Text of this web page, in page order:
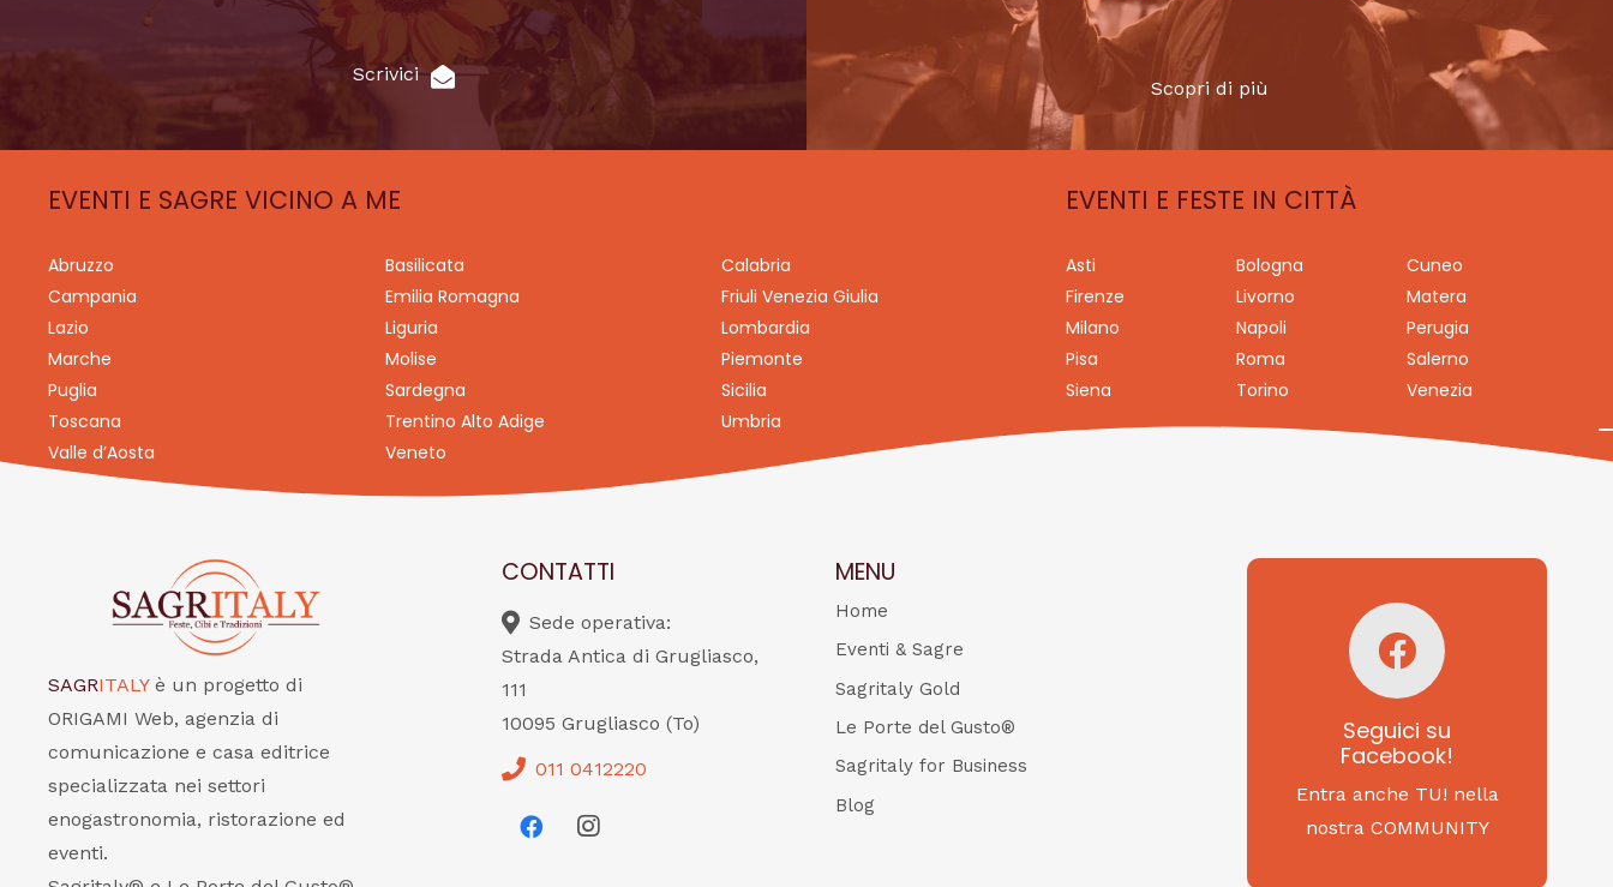
Scrivici
Scopri di più
EVENTI E SAGRE VICINO A ME
Abruzzo Basilicata
Calabria
Campania
Emilia Romagna
Friuli Venezia Giulia
Lazio
Liguria
Lombardia
Marche
Molise
Piemonte
Puglia
Sardegna
Sicilia
Toscana
Trentino Alto Adige
Umbria
Valle d’Aosta
Veneto
EVENTI E FESTE IN CITTÀ
Asti Bologna
Cuneo
Firenze
Livorno
Matera
Milano
Napoli
Perugia
Pisa
Roma
Salerno
Siena
Torino Venezia
SAGRITALY è un progetto di
ORIGAMI Web, agenzia di
comunicazione e casa editrice
specializzata nei settori
enogastronomia, ristorazione ed
eventi.
CONTATTI
Sede operativa:
Strada Antica di Grugliasco,
111
10095 Grugliasco (To)
011 0412220
MENU
Home
Eventi & Sagre
Sagritaly Gold
Le Porte del Gusto®
Sagritaly for Business
Blog
Seguici su
Facebook!
Entra anche TU! nella
nostra COMMUNITY
Seguici su
Facebook!
SAGRITALY
Feste, cibi e tradizioni
da Nord a Sud...